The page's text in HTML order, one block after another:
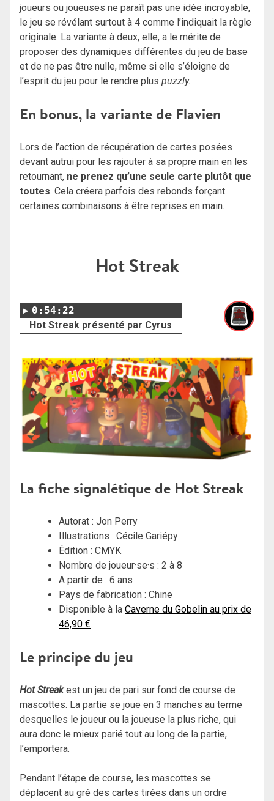
joueurs ou joueuses ne paraît pas une idée incroyable,
le jeu se révélant surtout à 4 comme l’indiquait la règle
originale. La variante à deux, elle, a le mérite de
proposer des dynamiques différentes du jeu de base
et de ne pas être nulle, même si elle s’éloigne de
l’esprit du jeu pour le rendre plus puzzly.
En bonus, la variante de Flavien
Lors de l’action de récupération de cartes posées
devant autrui pour les rajouter à sa propre main en les
retournant, ne prenez qu’une seule carte plutôt que
toutes. Cela créera parfois des rebonds forçant
certaines combinaisons à être reprises en main.
Hot Streak
0:54:22
Hot Streak présenté par Cyrus
La fiche signalétique de Hot Streak
Autorat : Jon Perry
Illustrations : Cécile Gariépy
Édition : CMYK
Nombre de joueur·se·s : 2 à 8
A partir de : 6 ans
Pays de fabrication : Chine
Disponible à la Caverne du Gobelin au prix de
46,90 €
Le principe du jeu
Hot Streakest un jeu de pari sur fond de course de
mascottes. La partie se joue en 3 manches au terme
desquelles le joueur ou la joueuse la plus riche, qui
aura donc le mieux parié tout au long de la partie,
l’emportera.
Pendant l’étape de course, les mascottes se
déplacent au gré des cartes tirées dans un ordre